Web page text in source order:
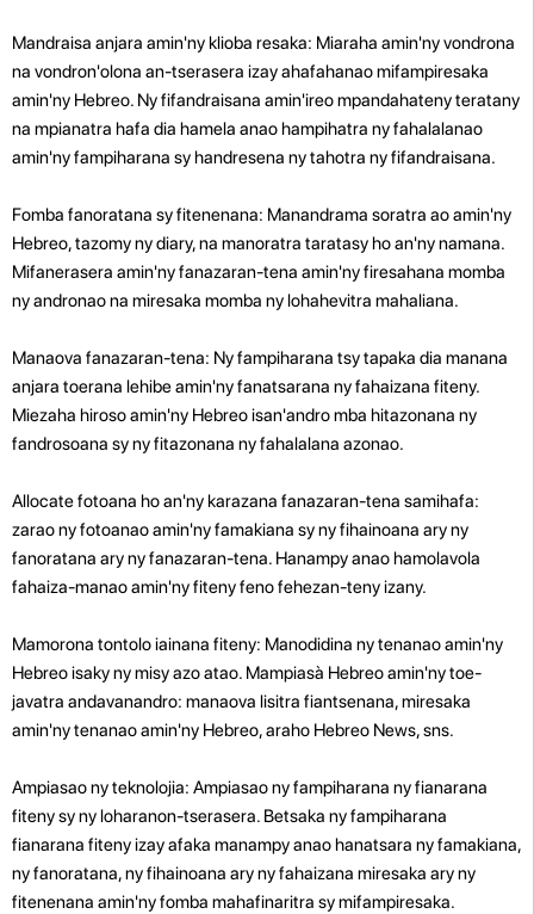
Mandraisa anjara amin'ny klioba resaka: Miaraha amin'ny vondrona
na vondron'olona an-tserasera izay ahafahanao mifampiresaka
amin'ny Hebreo. Ny fifandraisana amin'ireo mpandahateny teratany
na mpianatra hafa dia hamela anao hampihatra ny fahalalanao
amin'ny fampiharana sy handresena ny tahotra ny fifandraisana.
Fomba fanoratana sy fitenenana: Manandrama soratra ao amin'ny
Hebreo, tazomy ny diary, na manoratra taratasy ho an'ny namana.
Mifanerasera amin'ny fanazaran-tena amin'ny firesahana momba
ny andronao na miresaka momba ny lohahevitra mahaliana.
Manaova fanazaran-tena: Ny fampiharana tsy tapaka dia manana
anjara toerana lehibe amin'ny fanatsarana ny fahaizana fiteny.
Miezaha hiroso amin'ny Hebreo isan'andro mba hitazonana ny
fandrosoana sy ny fitazonana ny fahalalana azonao.
Allocate fotoana ho an'ny karazana fanazaran-tena samihafa:
zarao ny fotoanao amin'ny famakiana sy ny fihainoana ary ny
fanoratana ary ny fanazaran-tena. Hanampy anao hamolavola
fahaiza-manao amin'ny fiteny feno fehezan-teny izany.
Mamorona tontolo iainana fiteny: Manodidina ny tenanao amin'ny
Hebreo isaky ny misy azo atao. Mampiasà Hebreo amin'ny toe-
javatra andavanandro: manaova lisitra fiantsenana, miresaka
amin'ny tenanao amin'ny Hebreo, araho Hebreo News, sns.
Ampiasao ny teknolojia: Ampiasao ny fampiharana ny fianarana
fiteny sy ny loharanon-tserasera. Betsaka ny fampiharana
fianarana fiteny izay afaka manampy anao hanatsara ny famakiana,
ny fanoratana, ny fihainoana ary ny fahaizana miresaka ary ny
fitenenana amin'ny fomba mahafinaritra sy mifampiresaka.